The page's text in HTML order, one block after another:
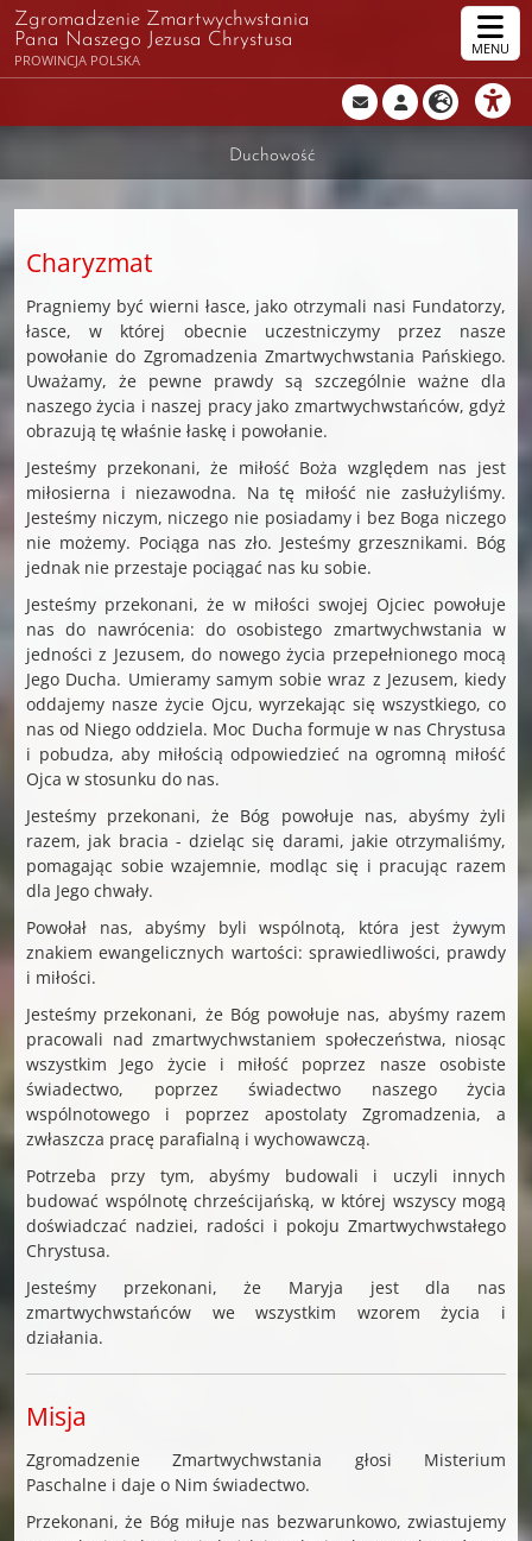
Zgromadzenie Zmartwychwstania
Pana Naszego Jezusa Chrystusa
PROWINCJA POLSKA
MENU
Duchowość
Charyzmat
Pragniemy być wierni łasce, jako otrzymali nasi Fundatorzy,
łasce, w której obecnie uczestniczymy przez nasze
powołanie do Zgromadzenia Zmartwychwstania Pańskiego.
Uważamy, że pewne prawdy są szczególnie ważne dla
naszego życia i naszej pracy jako zmartwychwstańców, gdyż
obrazują tę właśnie łaskę i powołanie.
Jesteśmy przekonani, że miłość Boża względem nas jest
miłosierna i niezawodna. Na tę miłość nie zasłużyliśmy.
Jesteśmy niczym, niczego nie posiadamy i bez Boga niczego
nie możemy. Pociąga nas zło. Jesteśmy grzesznikami. Bóg
jednak nie przestaje pociągać nas ku sobie.
Jesteśmy przekonani, że w miłości swojej Ojciec powołuje
nas do nawrócenia: do osobistego zmartwychwstania w
jedności z Jezusem, do nowego życia przepełnionego mocą
Jego Ducha. Umieramy samym sobie wraz z Jezusem, kiedy
oddajemy nasze życie Ojcu, wyrzekając się wszystkiego, co
nas od Niego oddziela. Moc Ducha formuje w nas Chrystusa
i pobudza, aby miłością odpowiedzieć na ogromną miłość
Ojca w stosunku do nas.
Jesteśmy przekonani, że Bóg powołuje nas, abyśmy żyli
razem, jak bracia - dzieląc się darami, jakie otrzymaliśmy,
pomagając sobie wzajemnie, modląc się i pracując razem
dla Jego chwały.
Powołał nas, abyśmy byli wspólnotą, która jest żywym
znakiem ewangelicznych wartości: sprawiedliwości, prawdy
i miłości.
Jesteśmy przekonani, że Bóg powołuje nas, abyśmy razem
pracowali nad zmartwychwstaniem społeczeństwa, niosąc
wszystkim Jego życie i miłość poprzez nasze osobiste
świadectwo, poprzez świadectwo naszego życia
wspólnotowego i poprzez apostolaty Zgromadzenia, a
zwłaszcza pracę parafialną i wychowawczą.
Potrzeba przy tym, abyśmy budowali i uczyli innych
budować wspólnotę chrześcijańską, w której wszyscy mogą
doświadczać nadziei, radości i pokoju Zmartwychwstałego
Chrystusa.
Jesteśmy przekonani, że Maryja jest dla nas
zmartwychwstańców we wszystkim wzorem życia i
działania.
Misja
Zgromadzenie Zmartwychwstania głosi Misterium
Paschalne i daje o Nim świadectwo.
Przekonani, że Bóg miłuje nas bezwarunkowo, zwiastujemy